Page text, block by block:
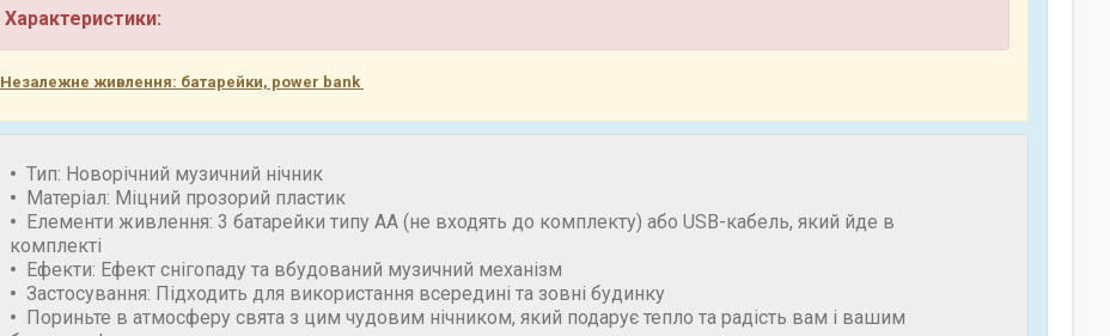
Характеристики:
Незалежне живлення: батарейки, power bank
Тип: Новорічний музичний нічник
Матеріал: Міцний прозорий пластик
Елементи живлення: 3 батарейки типу АА (не входять до комплекту) або USB-кабель, який йде в
комплекті
Ефекти: Ефект снігопаду та вбудований музичний механізм
Застосування: Підходить для використання всередині та зовні будинку
Пориньте в атмосферу свята з цим чудовим нічником, який подарує тепло та радість вам і вашим